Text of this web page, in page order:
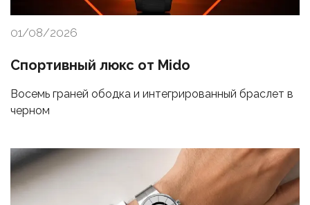
01/08/2026
Спортивный люкс от Mido
Восемь граней ободка и интегрированный браслет в
черном